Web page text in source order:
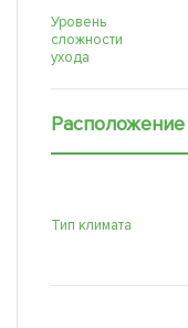
Уровень
сложности
ухода
Расположение
Тип климата